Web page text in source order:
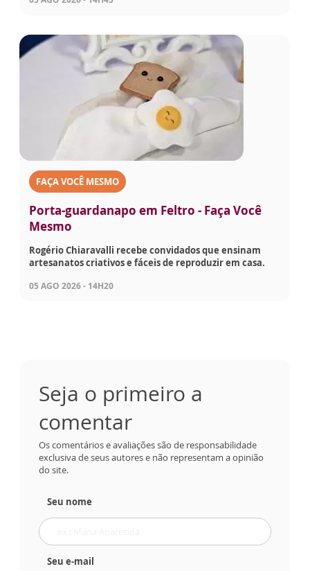
FAÇA VOCÊ MESMO
Porta-guardanapo em Feltro - Faça Você
Mesmo
Rogério Chiaravalli recebe convidados que ensinam
artesanatos criativos e fáceis de reproduzir em casa.
05 AGO 2026 - 14H20
Seja o primeiro a
comentar
Os comentários e avaliações são de responsabilidade
exclusiva de seus autores e não representam a opinião
do site.
Seu nome
Seu e-mail